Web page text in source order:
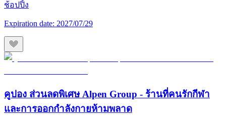
ช้อปปิ้ง
Expiration date: 2027/07/29
คูปอง ส่วนลดพิเศษ Alpen Group - ร้านที่คนรักกีฬา
และการออกกำลังกายห้ามพลาด